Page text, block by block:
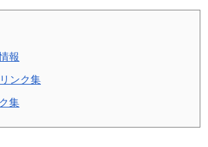
報
ンク集
集